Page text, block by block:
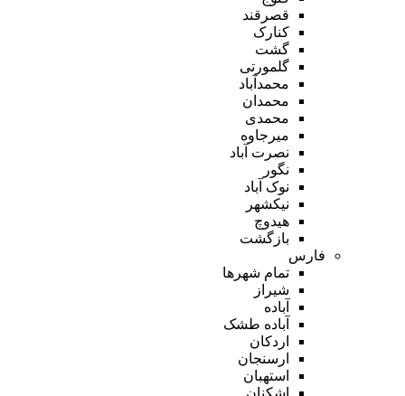
قصرقند
کنارک
گشت
گلمورتی
محمدآباد
محمدان
محمدی
میرجاوه
نصرت آباد
نگور
نوک آباد
نیکشهر
هیدوچ
بازگشت
فارس
تمام شهر‌ها
شیراز
آباده
آباده طشک
اردکان
ارسنجان
استهبان
اشکنان